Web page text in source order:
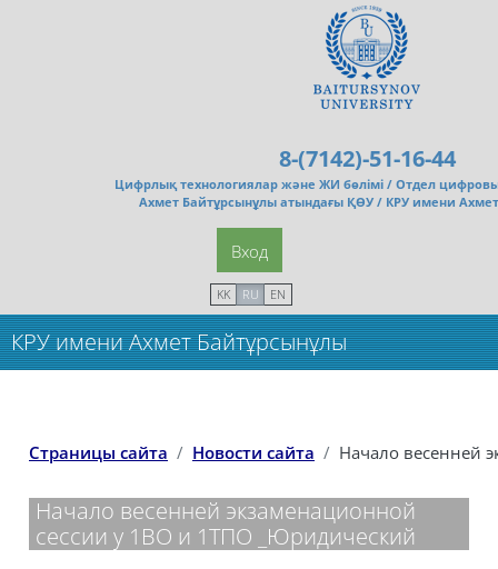
8-(7142)-51-16-44
Цифрлық технологиялар және ЖИ бөлімі / Отдел
Ахмет Байтұрсынұлы атындағы ҚӨУ / КРУ имени
Вход
KK RU EN
КРУ имени Ахмет Байтұрсынұлы
Страницы сайта Новости сайта Начало весенней
Начало весенней экзаменационной
сессии у 1ВО и 1ТПО _Юридический